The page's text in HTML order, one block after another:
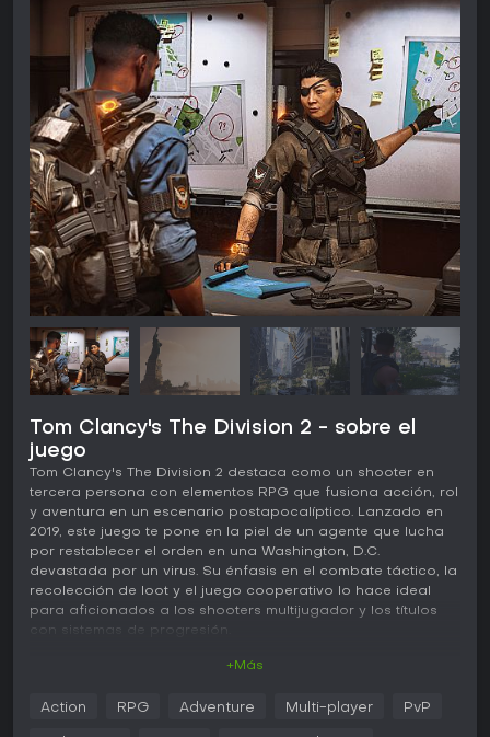
Tom Clancy's The Division 2 - sobre el
juego
Tom Clancy's The Division 2 destaca como un shooter en
tercera persona con elementos RPG que fusiona acción, rol
y aventura en un escenario postapocalíptico. Lanzado en
2019, este juego te pone en la piel de un agente que lucha
por restablecer el orden en una Washington, D.C.
devastada por un virus. Su énfasis en el combate táctico, la
recolección de loot y el juego cooperativo lo hace ideal
para aficionados a los shooters multijugador y los títulos
con sistemas de progresión.
a mecánicas de disparos en tercera persona combinadas
+Más
Action RPG Adventure Multi-player PvP